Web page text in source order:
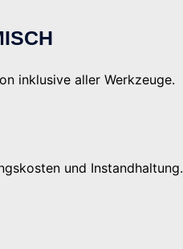
inklusive aller Werkzeuge.
und Instandhaltung.